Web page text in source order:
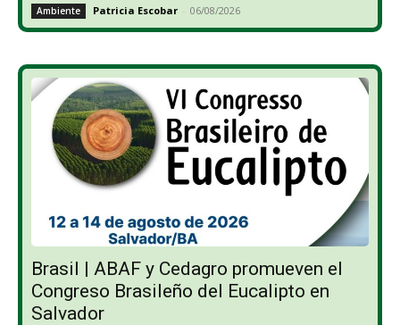
Ambiente Patricia Escobar - 06/08/2026
Brasil | ABAF y Cedagro promueven el
Congreso Brasileño del Eucalipto en
Salvador